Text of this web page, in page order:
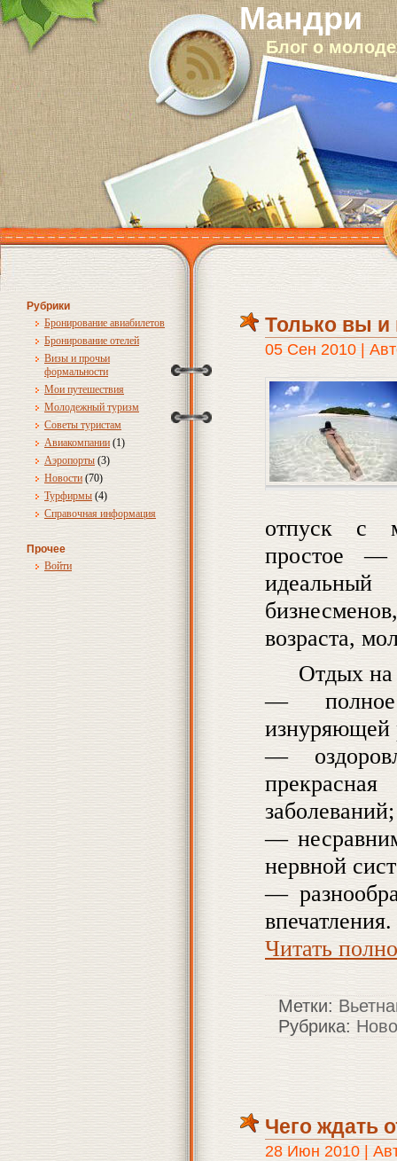
Мандри
Блог о
Рубрики
Бронирование авиабилетов
Бронирование отелей
Визы и прочьи
формальности
Мои путешествия
Молодежный туризм
Советы туристам
Авиакомпании (1)
Аэропорты (3)
Новости (70)
Турфирмы (4)
Справочная информация
Прочее
Войти
Только вы и
05 Сен 2010 |
отпуск с
простое
возраста,
Отдых
— полное
изнуряющей
—
заболеваний;
—
нервной
—
впечатления.
Читать
Метки:
Рубрика:
Чего ждать
28 Июн 2010 |